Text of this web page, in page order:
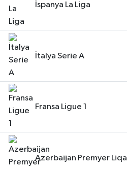
İspanya La Liga
İtalya Serie A
Fransa Ligue 1
Azerbaijan Premyer Liqa